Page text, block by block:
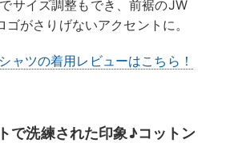
サイズ調整もでき、前裾のJW
がさりげないアクセントに。
ャツの着用レビューはこちら！
で洗練された印象♪コットン